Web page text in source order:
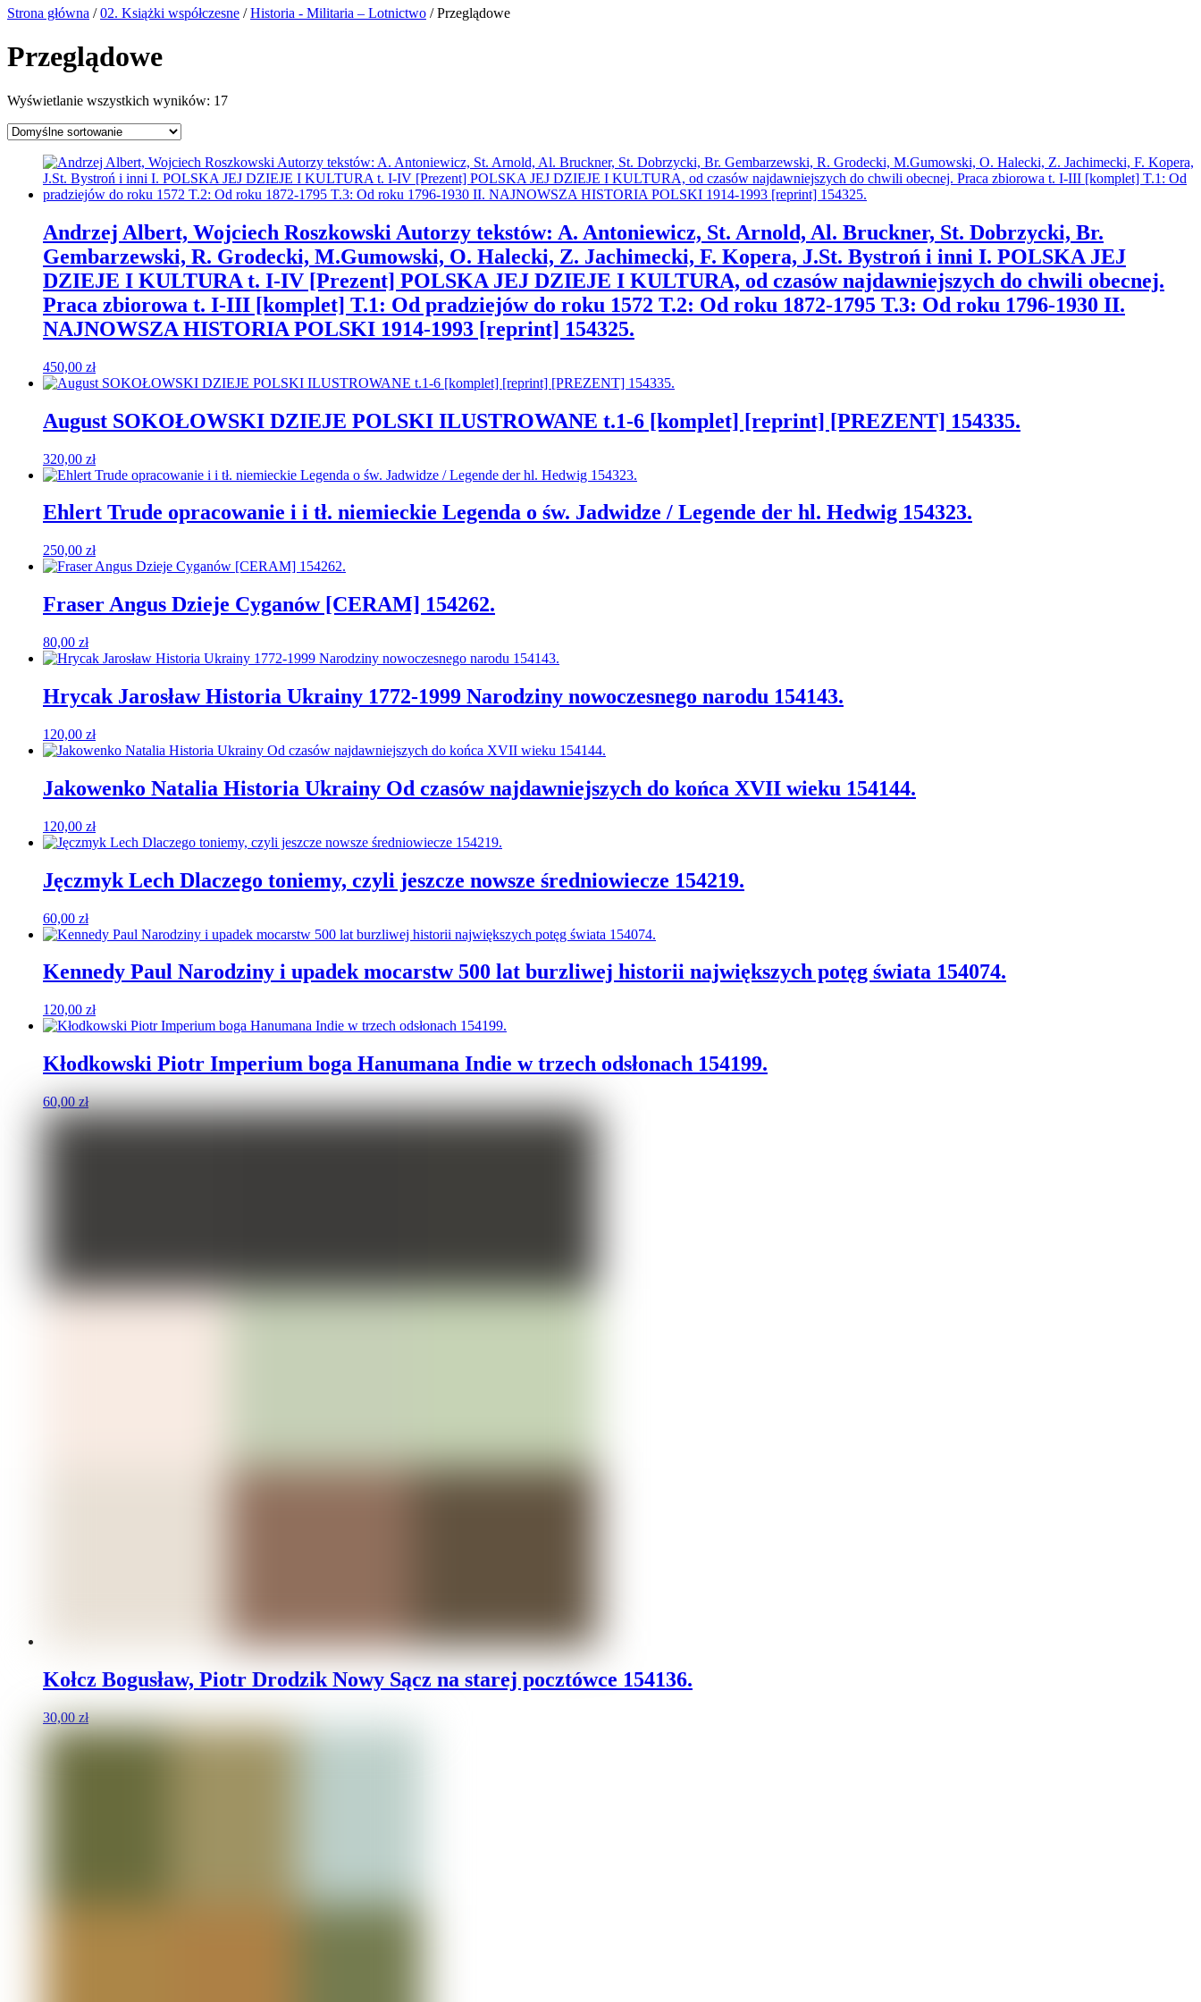
Strona główna /02. Książki współczesne /Historia - Militaria – Lotnictwo / Przeglądowe
Przeglądowe
Wyświetlanie wszystkich wyników: 17
Andrzej Albert, Wojciech Roszkowski Autorzy tekstów: A. Antoniewicz, St. Arnold, Al. Bruckner, St. Dobrzycki, Br.
Gembarzewski, R. Grodecki, M.Gumowski, O. Halecki, Z. Jachimecki, F. Kopera, J.St. Bystroń i inni I. POLSKA JEJ
DZIEJE I KULTURA t. I-IV [Prezent] POLSKA JEJ DZIEJE I KULTURA, od czasów najdawniejszych do chwili obecnej.
Praca zbiorowa t. I-III [komplet] T.1: Od pradziejów do roku 1572 T.2: Od roku 1872-1795 T.3: Od roku 1796-1930 II.
NAJNOWSZA HISTORIA POLSKI 1914-1993 [reprint] 154325.
450,00 zł
August SOKOŁOWSKI DZIEJE POLSKI ILUSTROWANE t.1-6 [komplet] [reprint] [PREZENT] 154335.
320,00 zł
Ehlert Trude opracowanie i i tł. niemieckie Legenda o św. Jadwidze / Legende der hl. Hedwig 154323.
250,00 zł
Fraser Angus Dzieje Cyganów [CERAM] 154262.
80,00 zł
Hrycak Jarosław Historia Ukrainy 1772-1999 Narodziny nowoczesnego narodu 154143.
120,00 zł
Jakowenko Natalia Historia Ukrainy Od czasów najdawniejszych do końca XVII wieku 154144.
120,00 zł
Jęczmyk Lech Dlaczego toniemy, czyli jeszcze nowsze średniowiecze 154219.
60,00 zł
Kennedy Paul Narodziny i upadek mocarstw 500 lat burzliwej historii największych potęg świata 154074.
120,00 zł
Kłodkowski Piotr Imperium boga Hanumana Indie w trzech odsłonach 154199.
60,00zł
Kołcz Bogusław, Piotr Drodzik Nowy Sącz na starej pocztówce 154136.
30,00zł